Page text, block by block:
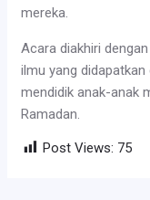
mereka.
Acara diakhiri
ilmu yang
mendidik anak-anak
Ramadan.
Post Views: 75